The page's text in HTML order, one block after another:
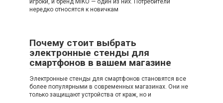
нередко относятся к новичкам
Почему стоит выбрать
электронные стенды для
смартфонов в вашем магазине
Электронные стенды для смартфонов становятся все
более популярными в современных магазинах. Они не
только защищают устройства от краж, но и